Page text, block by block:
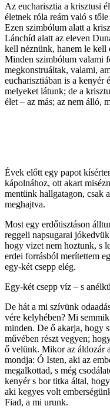
Az eucharisztia a krisztusi
életnek róla reám való s
Ezen szimbólum alatt a
Lánchíd alatt az eleven
kell néznünk, hanem le kell
Minden szimbólum valami
megkonstruáltak, valami,
eucharisztiában is a kenyér
melyeket látunk; de a
élet – az más; az nem álló,
Évek előtt egy papot
kápolnához, ott akart
mentünk hallgatagon, csak
meghajtva.
Most egy erdőtisztáson
reggeli napsugarai
hogy vizet nem hoztunk, s
erdei forrásból merítettem
egy-két csepp elég.
Egy-két csepp víz – s
De hát a mi szívünk
vére kelyhében? Mi
minden. De ő akarja, hogy
művében részt vegyen;
ő velünk. Mikor az áldozár
mondja: Ó Isten, aki az
megalkottad, s még
kenyér s bor titka által,
aki kegyes volt
Fiad, a mi urunk.